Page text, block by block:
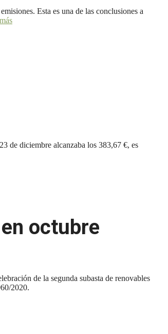
Esta es una de las conclusiones a
de diciembre alcanzaba los 383,67 €, es
octubre
de la segunda subasta de renovables
2020.